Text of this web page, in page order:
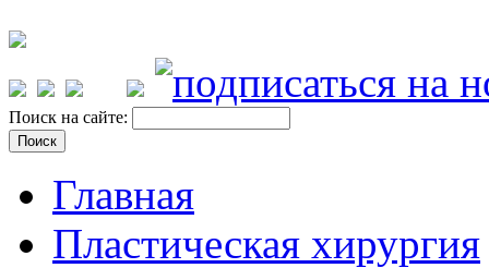
Поиск на сайте:
Главная
Пластическая хирургия